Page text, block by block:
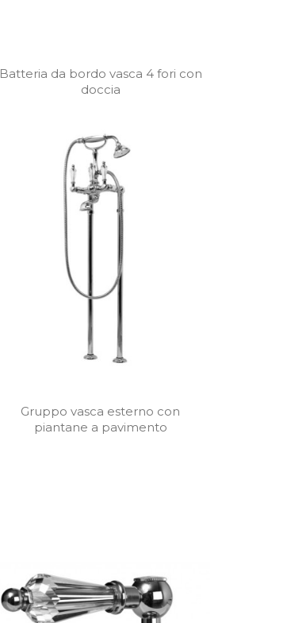
Batteria da bordo vasca 4 fori con
doccia
Gruppo vasca esterno con
piantane a pavimento